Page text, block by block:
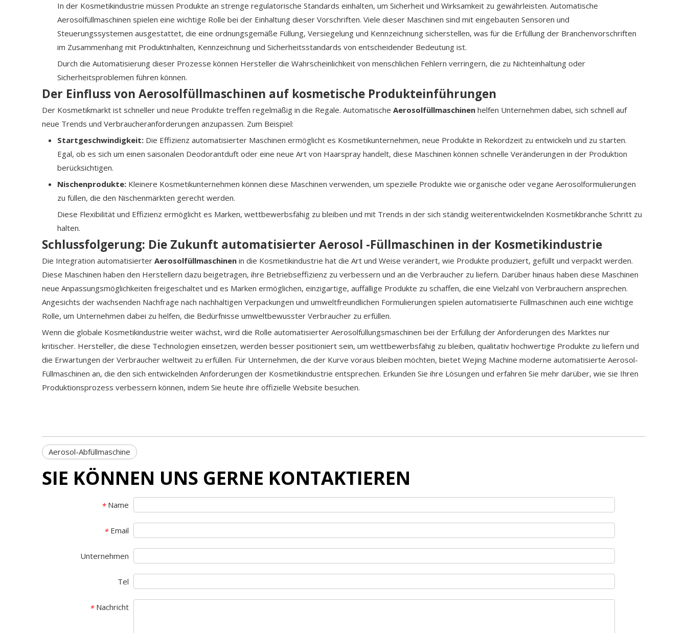
In der Kosmetikindustrie müssen Produkte an strenge regulatorische Standards einhalten, um Sicherheit und Wirksamkeit zu gewährleisten. Automatische
Aerosolfüllmaschinen spielen eine wichtige Rolle bei der Einhaltung dieser Vorschriften. Viele dieser Maschinen sind mit eingebauten Sensoren und
Steuerungssystemen ausgestattet, die eine ordnungsgemäße Füllung, Versiegelung und Kennzeichnung sicherstellen, was für die Erfüllung der Branchenvorschriften
im Zusammenhang mit Produktinhalten, Kennzeichnung und Sicherheitsstandards von entscheidender Bedeutung ist.
Durch die Automatisierung dieser Prozesse können Hersteller die Wahrscheinlichkeit von menschlichen Fehlern verringern, die zu Nichteinhaltung oder
Sicherheitsproblemen führen können.
Der Einfluss von Aerosolfüllmaschinen auf kosmetische Produkteinführungen
Der Kosmetikmarkt ist schneller und neue Produkte treffen regelmäßig in die Regale. Automatische Aerosolfüllmaschinen helfen Unternehmen dabei, sich schnell auf
neue Trends und Verbraucheranforderungen anzupassen. Zum Beispiel:
Startgeschwindigkeit: Die Effizienz automatisierter Maschinen ermöglicht es Kosmetikunternehmen, neue Produkte in Rekordzeit zu entwickeln und zu starten.
Egal, ob es sich um einen saisonalen Deodorantduft oder eine neue Art von Haarspray handelt, diese Maschinen können schnelle Veränderungen in der Produktion
berücksichtigen.
Nischenprodukte: Kleinere Kosmetikunternehmen können diese Maschinen verwenden, um spezielle Produkte wie organische oder vegane Aerosolformulierungen
zu füllen, die den Nischenmärkten gerecht werden.
Diese Flexibilität und Effizienz ermöglicht es Marken, wettbewerbsfähig zu bleiben und mit Trends in der sich ständig weiterentwickelnden Kosmetikbranche Schritt zu
halten.
Schlussfolgerung: Die Zukunft automatisierter Aerosol -Füllmaschinen in der Kosmetikindustrie
Die Integration automatisierter Aerosolfüllmaschinen in die Kosmetikindustrie hat die Art und Weise verändert, wie Produkte produziert, gefüllt und verpackt werden.
Diese Maschinen haben den Herstellern dazu beigetragen, ihre Betriebseffizienz zu verbessern und an die Verbraucher zu liefern. Darüber hinaus haben diese Maschinen
neue Anpassungsmöglichkeiten freigeschaltet und es Marken ermöglichen, einzigartige, auffällige Produkte zu schaffen, die eine Vielzahl von Verbrauchern ansprechen.
Angesichts der wachsenden Nachfrage nach nachhaltigen Verpackungen und umweltfreundlichen Formulierungen spielen automatisierte Füllmaschinen auch eine wichtige
Rolle, um Unternehmen dabei zu helfen, die Bedürfnisse umweltbewusster Verbraucher zu erfüllen.
Wenn die globale Kosmetikindustrie weiter wächst, wird die Rolle automatisierter Aerosolfüllungsmaschinen bei der Erfüllung der Anforderungen des Marktes nur
kritischer. Hersteller, die diese Technologien einsetzen, werden besser positioniert sein, um wettbewerbsfähig zu bleiben, qualitativ hochwertige Produkte zu liefern und
die Erwartungen der Verbraucher weltweit zu erfüllen. Für Unternehmen, die der Kurve voraus bleiben möchten, bietet Wejing Machine moderne automatisierte Aerosol-
Füllmaschinen an, die den sich entwickelnden Anforderungen der Kosmetikindustrie entsprechen. Erkunden Sie ihre Lösungen und erfahren Sie mehr darüber, wie sie Ihren
Produktionsprozess verbessern können, indem Sie heute ihre offizielle Website besuchen.
Aerosol-Abfüllmaschine
SIE KÖNNEN UNS GERNE KONTAKTIEREN
* Name
* Email
Unternehmen
Tel
* Nachricht